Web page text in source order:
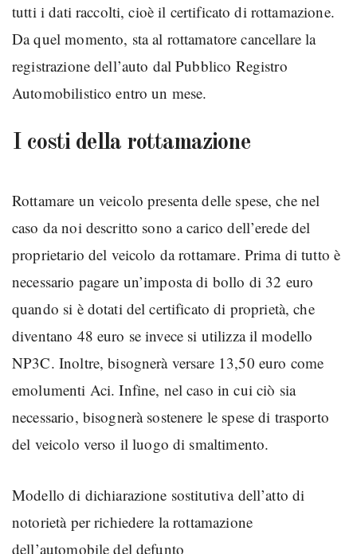
tutti i dati raccolti, cioè il certificato di rottamazione.
Da quel momento, sta al rottamatore cancellare la
registrazione dell’auto dal Pubblico Registro
Automobilistico entro un mese.
I costi della rottamazione
Rottamare un veicolo presenta delle spese, che nel
caso da noi descritto sono a carico dell’erede del
proprietario del veicolo da rottamare. Prima di tutto è
necessario pagare un’imposta di bollo di 32 euro
quando si è dotati del certificato di proprietà, che
diventano 48 euro se invece si utilizza il modello
NP3C. Inoltre, bisognerà versare 13,50 euro come
emolumenti Aci. Infine, nel caso in cui ciò sia
necessario, bisognerà sostenere le spese di trasporto
del veicolo verso il luogo di smaltimento.
Modello di dichiarazione sostitutiva dell’atto di
notorietà per richiedere la rottamazione
dell’automobile del defunto